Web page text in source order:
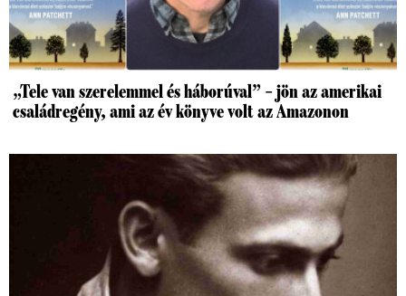
„Tele van szerelemmel és háborúval” – jön az amerikai
családregény, ami az év könyve volt az Amazonon